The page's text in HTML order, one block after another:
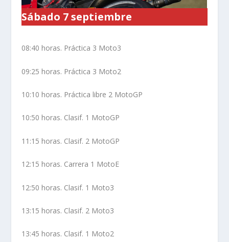
Sábado 7 septiembre
08:40 horas. Práctica 3 Moto3
09:25 horas. Práctica 3 Moto2
10:10 horas. Práctica libre 2 MotoGP
10:50 horas. Clasif. 1 MotoGP
11:15 horas. Clasif. 2 MotoGP
12:15 horas. Carrera 1 MotoE
12:50 horas. Clasif. 1 Moto3
13:15 horas. Clasif. 2 Moto3
13:45 horas. Clasif. 1 Moto2